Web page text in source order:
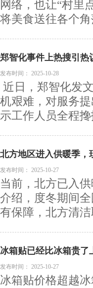
网络，也让“村里
将美食送往各个
郑智化事件上热搜引热
发布时间： 2025-10-28
近日，郑智化发
机艰难，对服务
示工作人员全程
北方地区进入供暖季，
发布时间： 2025-10-27
当前，北方已入
介绍，度冬期间
有保障，北方清
冰箱贴已经比冰箱贵了
发布时间： 2025-10-27
冰箱贴价格超越